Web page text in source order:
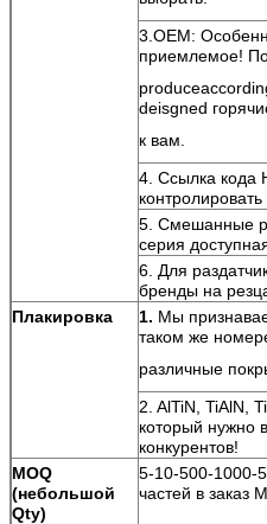
3.OEM:
приемлемое!
deisgned
к вам.
4. Ссылка кода
5. Смешанные
серия
6. Для
бренды на
Плакировка
1. Мы
таком же
различные
2. AlTiN, TiAlN,
который нужно
конкурентов!
MOQ
(небольшой
Qty)
5-10-500-1000-
частей в заказ